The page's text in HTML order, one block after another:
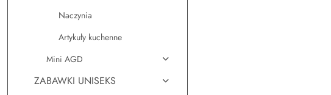
Naczynia
Artykuły kuchenne
Mini AGD
ZABAWKI UNISEKS